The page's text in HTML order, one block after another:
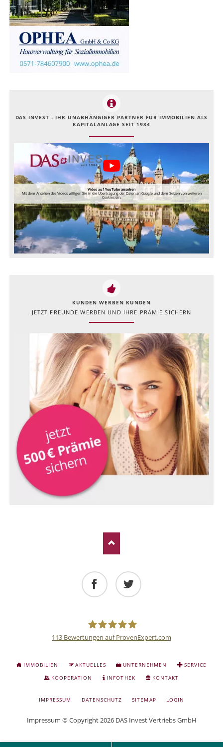
DAS INVEST - IHR UNABHÄNGIGER PARTNER FÜR IMMOBILIEN ALS
KAPITALANLAGE SEIT 1984
Video auf YouTube ansehen
Mit dem Ansehen des Videos willigen Sie in die Übertragung der Daten an Google und dem Setzen von weiteren
Cookies ein.
KUNDEN WERBEN KUNDEN
JETZT FREUNDE WERBEN UND IHRE PRÄMIE SICHERN
Anlage
und
113 Bewertungen auf ProvenExpert.com
NAVIGATION
ÜBERSPRINGEN
IMMOBILIEN AKTUELLES UNTERNEHMEN
SERVICE
KOOPERATION
INFOTHEK KONTAKT
NAVIGATION
IMPRESSUM DATENSCHUTZ SITEMAP LOGIN
Impressum © Copyright 2026 DAS Invest Vertriebs GmbH